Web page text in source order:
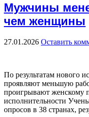
Мужчины
чем женщины
27.01.2026 Оставить
По результатам нового
проявляют меньшую
проигрывают женскому
исполнительности
опросов в 38 странах,